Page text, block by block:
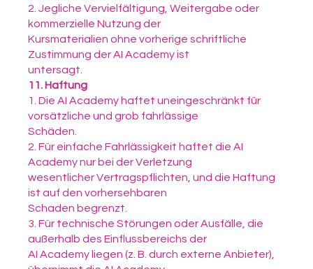
2. Jegliche Vervielfältigung, Weitergabe oder
kommerzielle Nutzung der
Kursmaterialien ohne vorherige schriftliche
Zustimmung der AI Academy ist
untersagt.
11. Haftung
1. Die AI Academy haftet uneingeschränkt für
vorsätzliche und grob fahrlässige
Schäden.
2. Für einfache Fahrlässigkeit haftet die AI
Academy nur bei der Verletzung
wesentlicher Vertragspflichten, und die Haftung
ist auf den vorhersehbaren
Schaden begrenzt.
3. Für technische Störungen oder Ausfälle, die
außerhalb des Einflussbereichs der
AI Academy liegen (z. B. durch externe Anbieter),